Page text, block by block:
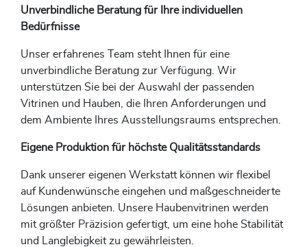
Unverbindliche Beratung für Ihre individuellen
Bedürfnisse
Unser erfahrenes Team steht Ihnen für eine
unverbindliche Beratung zur Verfügung. Wir
unterstützen Sie bei der Auswahl der passenden
Vitrinen und Hauben, die Ihren Anforderungen und
dem Ambiente Ihres Ausstellungsraums entsprechen.​
Eigene Produktion für höchste Qualitätsstandards
Dank unserer eigenen Werkstatt können wir flexibel
auf Kundenwünsche eingehen und maßgeschneiderte
Lösungen anbieten. Unsere Haubenvitrinen werden
mit größter Präzision gefertigt, um eine hohe Stabilität
und Langlebigkeit zu gewährleisten. ​